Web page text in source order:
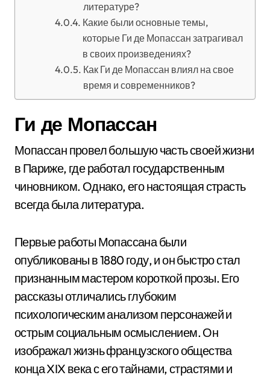
литературе?
Какие были основные темы,
которые Ги де Мопассан затрагивал
в своих произведениях?
Как Ги де Мопассан влиял на свое
время и современников?
Ги де Мопассан
Мопассан провел большую часть своей жизни
в Париже, где работал государственным
чиновником. Однако, его настоящая страсть
всегда была литература.
Первые работы Мопассана были
опубликованы в 1880 году, и он быстро стал
признанным мастером короткой прозы. Его
рассказы отличались глубоким
психологическим анализом персонажей и
острым социальным осмыслением. Он
изображал жизнь французского общества
конца XIX века с его тайнами, страстями и